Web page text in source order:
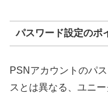
パスワード設定のポ
PSNアカウントのパ
スとは異なる、ユニ